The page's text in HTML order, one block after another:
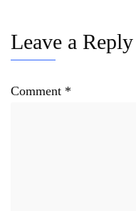
Leave a Reply
Comment *